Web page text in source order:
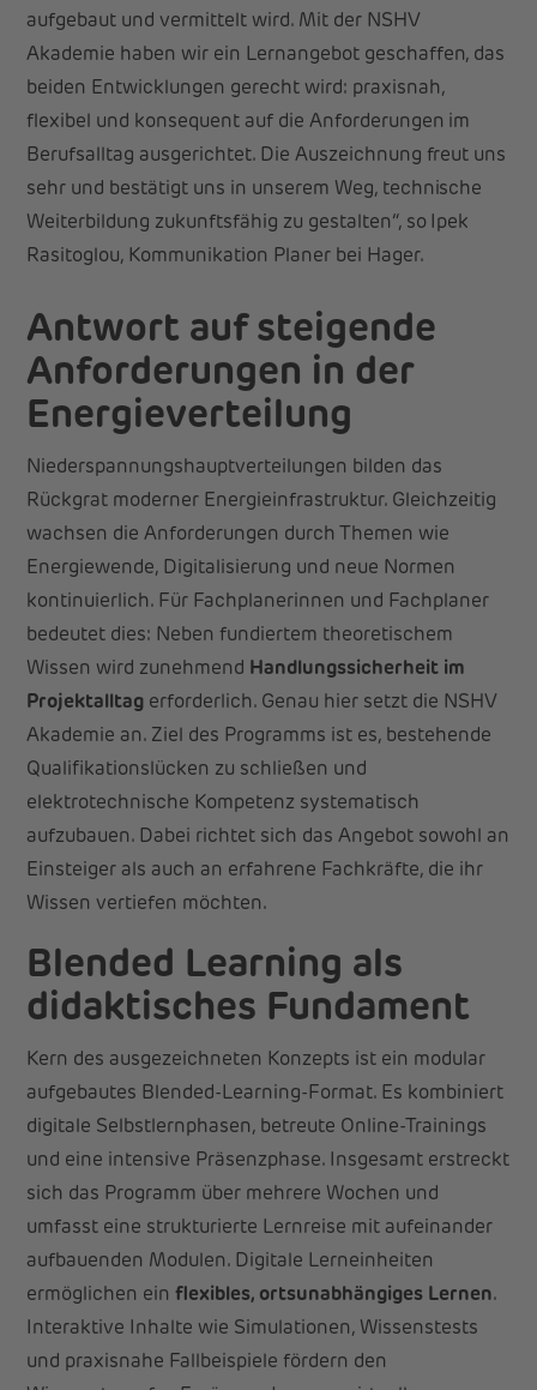
aufgebaut und vermittelt wird. Mit der NSHV
Akademie haben wir ein Lernangebot geschaffen, das
beiden Entwicklungen gerecht wird: praxisnah,
flexibel und konsequent auf die Anforderungen im
Berufsalltag ausgerichtet. Die Auszeichnung freut uns
sehr und bestätigt uns in unserem Weg, technische
Weiterbildung zukunftsfähig zu gestalten“, so Ipek
Rasitoglou, Kommunikation Planer bei Hager.
Antwort auf steigende
Anforderungen in der
Energieverteilung
Niederspannungshauptverteilungen bilden das
Rückgrat moderner Energieinfrastruktur. Gleichzeitig
wachsen die Anforderungen durch Themen wie
Energiewende, Digitalisierung und neue Normen
kontinuierlich. Für Fachplanerinnen und Fachplaner
bedeutet dies: Neben fundiertem theoretischem
Wissen wird zunehmend Handlungssicherheit im
Projektalltag erforderlich. Genau hier setzt die NSHV
Akademie an. Ziel des Programms ist es, bestehende
Qualifikationslücken zu schließen und
elektrotechnische Kompetenz systematisch
aufzubauen. Dabei richtet sich das Angebot sowohl an
Einsteiger als auch an erfahrene Fachkräfte, die ihr
Wissen vertiefen möchten.
Blended Learning als
didaktisches Fundament
Kern des ausgezeichneten Konzepts ist ein modular
aufgebautes Blended-Learning-Format. Es kombiniert
digitale Selbstlernphasen, betreute Online-Trainings
und eine intensive Präsenzphase. Insgesamt erstreckt
sich das Programm über mehrere Wochen und
umfasst eine strukturierte Lernreise mit aufeinander
aufbauenden Modulen. Digitale Lerneinheiten
ermöglichen ein flexibles, ortsunabhängiges Lernen.
Interaktive Inhalte wie Simulationen, Wissenstests
und praxisnahe Fallbeispiele fördern den